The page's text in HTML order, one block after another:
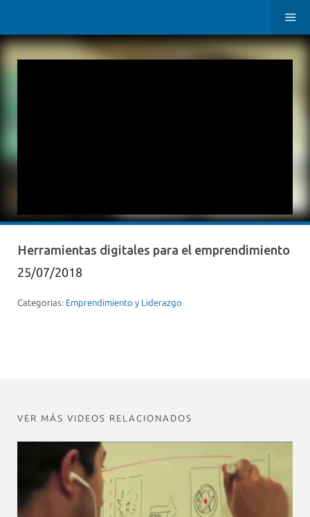
Herramientas digitales para el emprendimiento
25/07/2018
Categorias: Emprendimiento y Liderazgo
VER MÁS VIDEOS RELACIONADOS